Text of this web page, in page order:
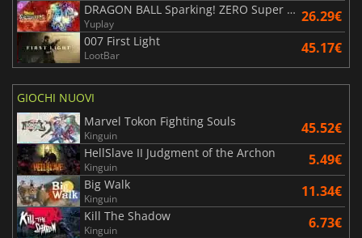
DRAGON BALL Sparking! ZERO Super Limit Breaking NEO
Yuplay 26.29€
007 First Light
LootBar 45.17€
GIOCHI NUOVI
Marvel Tokon Fighting Souls
Kinguin 45.52€
HellSlave II Judgment of the Archon
Kinguin 5.49€
Big Walk
Kinguin 11.34€
Kill The Shadow
Kinguin 6.73€